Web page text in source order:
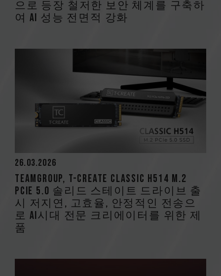
으로 등장 철저한 보안 체계를 구축하
여 AI 성능 전면적 강화
26.03.2026
TEAMGROUP, T-CREATE CLASSIC H514 M.2
PCIe 5.0 솔리드 스테이트 드라이브 출
시 저지연, 고효율, 안정적인 전송으
로 AI시대 전문 크리에이터를 위한 제
품